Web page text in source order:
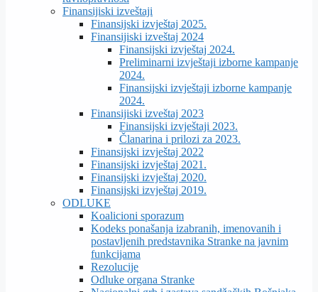
Finansijiski izveštaji
Finansijski izvještaj 2025.
Finansijiski izveštaj 2024
Finansijski izvještaj 2024.
Preliminarni izvještaji izborne kampanje
2024.
Finansijski izvještaji izborne kampanje
2024.
Finansijiski izveštaj 2023
Finansijski izvještaji 2023.
Članarina i prilozi za 2023.
Finansijski izvještaj 2022
Finansijski izvještaj 2021.
Finansijski izvještaj 2020.
Finansijski izvještaj 2019.
ODLUKE
Koalicioni sporazum
Kodeks ponašanja izabranih, imenovanih i
postavljenih predstavnika Stranke na javnim
funkcijama
Rezolucije
Odluke organa Stranke